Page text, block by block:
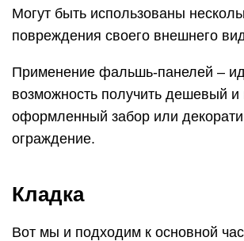
Могут быть использованы
повреждения своего внешнего
Применение фальшь-панелей –
возможность получить дешевый и
оформленный забор или
ограждение.
Кладка
Вот мы и подходим к основной